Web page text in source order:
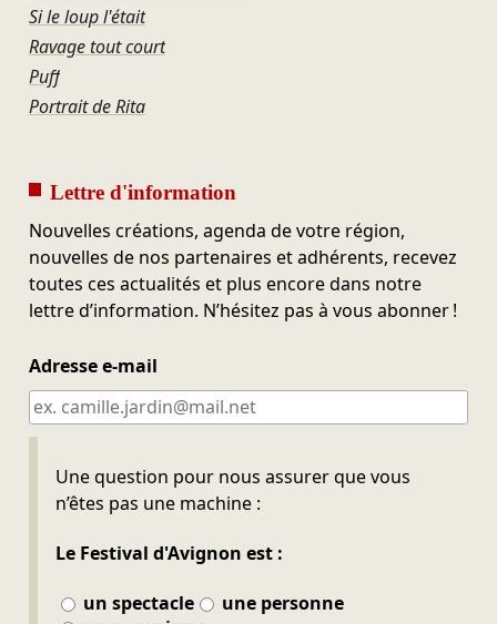
Si le loup l'était
Ravage tout court
Puff
Portrait de Rita
Lettre d'information
Nouvelles créations, agenda de votre région,
nouvelles de nos partenaires et adhérents, recevez
toutes ces actualités et plus encore dans notre
lettre d’information. N’hésitez pas à vous abonner !
Adresse e-mail
Une question pour nous assurer que vous
n’êtes pas une machine :
Le Festival d'Avignon est :
un spectacle
une personne
Ne pas remplir